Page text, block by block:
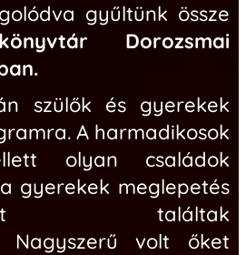
gyűltünk össze
Dorozsmai
szülők és gyerekek
A harmadikosok
olyan családok
gyerekek meglepetés
találtak
Nagyszerű volt őket